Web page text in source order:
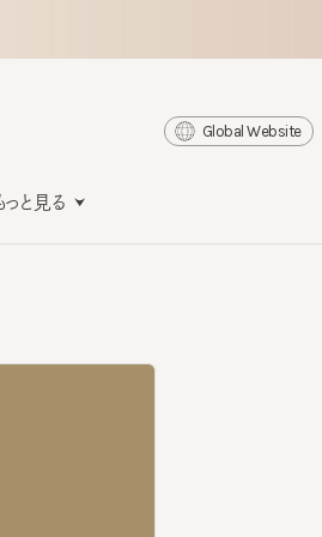
Global Website
る